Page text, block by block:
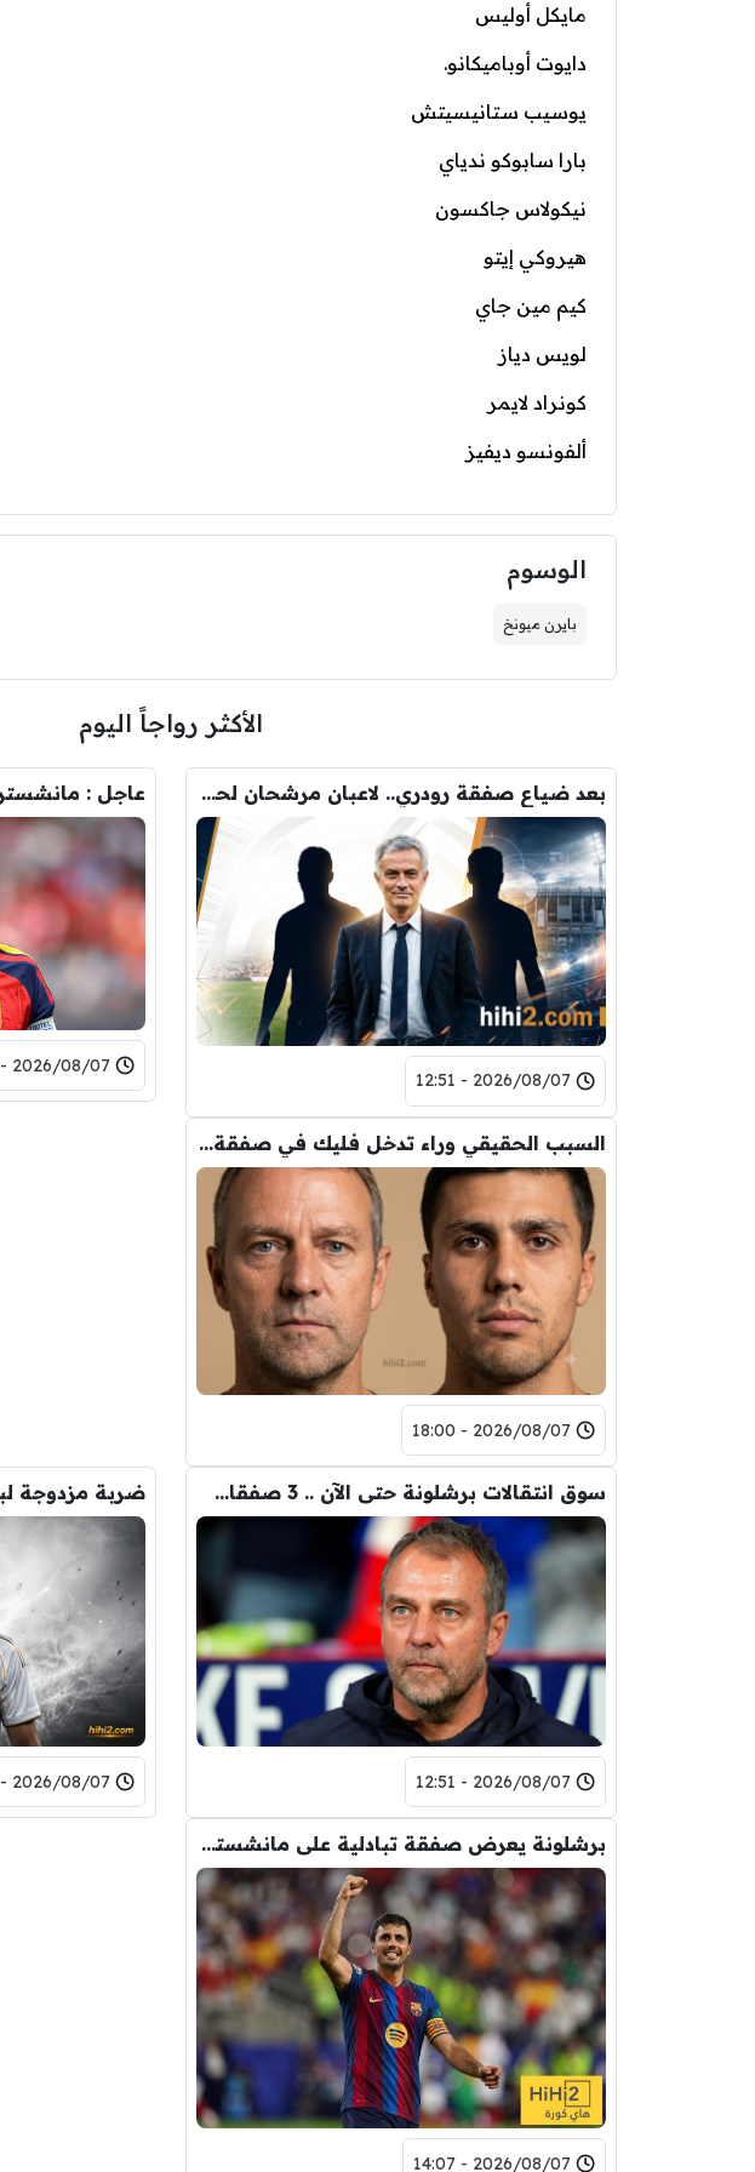
مايكل أوليس
دايوت أوباميكانو.
يوسيب ستانيسيتش
بارا سابوكو ندياي
نيكولاس جاكسون
هيروكي إيتو
كيم مين جاي
لويس دياز
كونراد لايمر
ألفونسو ديفيز
الوسوم
بايرن ميونخ
الأكثر رواجاً اليوم
بعد ضياع صفقة رودري.. لاعبان مرشحان لحل أزمة ريال مدريد
2026/08/07 - 12:51
2026/08/07 - 15:28
السبب الحقيقي وراء تدخل فليك في صفقة رودري
2026/08/07 - 18:00
سوق انتقالات برشلونة حتى الآن .. 3 صفقات و 5 راحلين
2026/08/07 - 12:51
2026/08/07 - 12:51
برشلونة يعرض صفقة تبادلية على مانشستر سيتي
2026/08/07 - 14:07